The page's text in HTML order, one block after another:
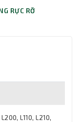
RỰC RỠ
L110, L210,